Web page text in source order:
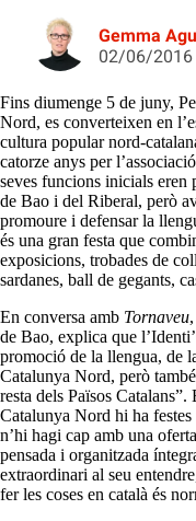
Gemma
02/06/2016
Fins diumenge 5 de juny,
Nord, es converteixen en
cultura popular nord-
catorze anys per
seves funcions inicials
de Bao i del Riberal, però
promoure i defensar la
és una gran festa que
exposicions, trobades de
sardanes, ball de gegants,
En conversa amb Tornaveu
de Bao, explica que
promoció de la llengua, de
Catalunya Nord, però
resta dels Països
Catalunya Nord hi ha
n’hi hagi cap amb una
pensada i organitzada
extraordinari al seu
fer les coses en català és